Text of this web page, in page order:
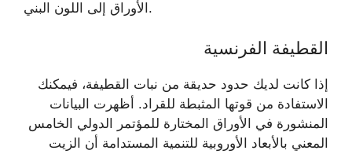
الأوراق إلى اللون البني.
القطيفة الفرنسية
إذا كانت لديك حدود حديقة من نبات القطيفة، فيمكنك
الاستفادة من قوتها المثبطة للقراد. أظهرت البيانات
المنشورة في الأوراق المختارة للمؤتمر الدولي الخامس
المعني بالأبعاد الأوروبية للتنمية المستدامة أن الزيت